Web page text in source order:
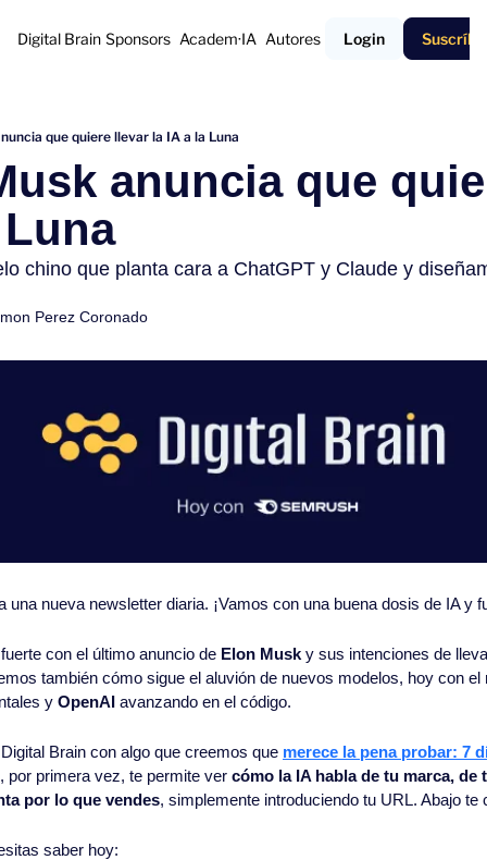
Digital Brain Sponsors Academ·IA Autores Login
que quiere llevar la IA a la Luna
anuncia que
chino que planta cara a ChatGPT y Claude y
Perez Coronado
una nueva newsletter diaria. ¡Vamos con una buena dosis de IA y
con el último anuncio de Elon Musk y sus intenciones de
también cómo sigue el aluvión de nuevos modelos, hoy con el
y OpenAI avanzando en el código.
Brain con algo que creemos que merece la pena probar: 7
por primera vez, te permite ver cómo la IA habla de tu marca, de
por lo que vendes, simplemente introduciendo tu URL. Abajo te
saber hoy: